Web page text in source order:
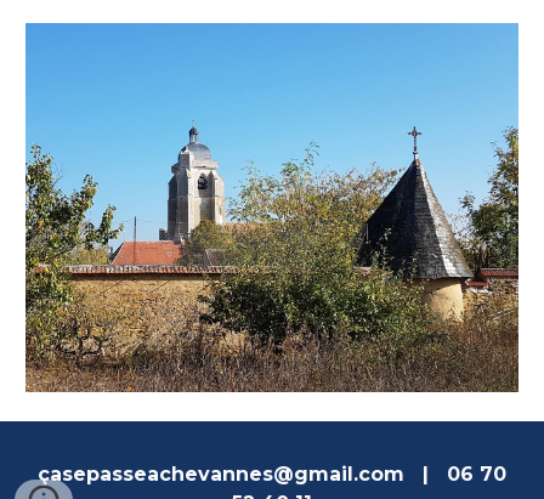
çasepasseachevannes@gmail.com | 06 70